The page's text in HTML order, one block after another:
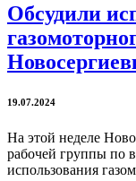
Обсудили
19.07.2024
На этой неделе
рабочей группы по
использования